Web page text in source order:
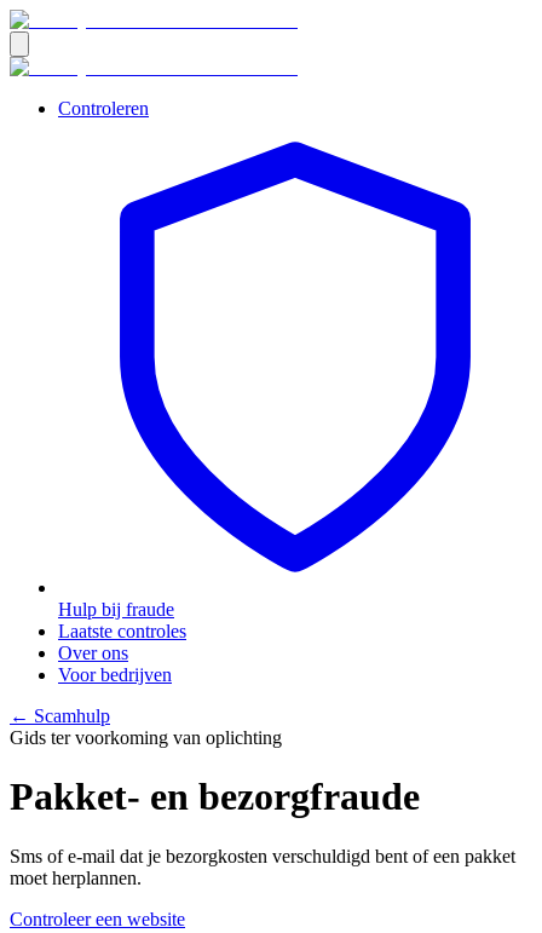
Controleren
Hulp bij fraude
Laatste controles
Over ons
Voor bedrijven
← Scamhulp
Gids ter voorkoming van oplichting
Pakket- en bezorgfraude
Sms of e-mail dat je bezorgkosten verschuldigd bent of een pakket
moet herplannen.
Controleer een website